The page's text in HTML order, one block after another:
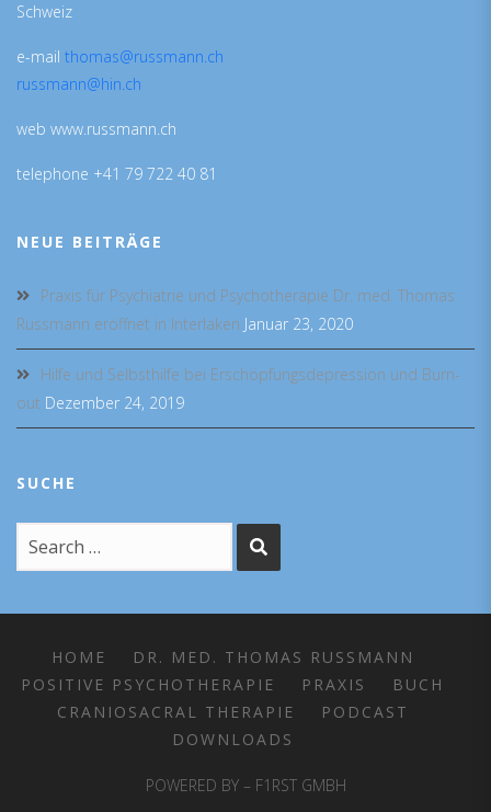
Schweiz
e-mail thomas@russmann.ch
russmann@hin.ch
web www.russmann.ch
telephone +41 79 722 40 81
NEUE BEITRÄGE
Praxis für Psychiatrie und Psychotherapie Dr. med. Thomas
Russmann eröffnet in Interlaken Januar 23, 2020
Hilfe und Selbsthilfe bei Erschöpfungsdepression und Burn-
out Dezember 24, 2019
SUCHE
HOME
DR. MED. THOMAS RUSSMANN
POSITIVE PSYCHOTHERAPIE
PRAXIS
BUCH
CRANIOSACRAL THERAPIE
PODCAST
DOWNLOADS
POWERED BY – F1RST GMBH